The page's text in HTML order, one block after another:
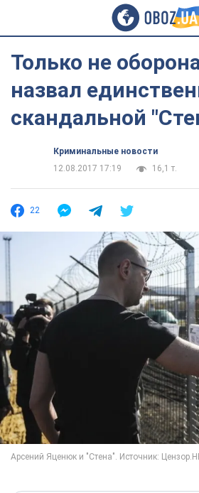
Только не
назвал
скандальной
Криминальные новости
12.08.2017 17:19
16,1 т.
22